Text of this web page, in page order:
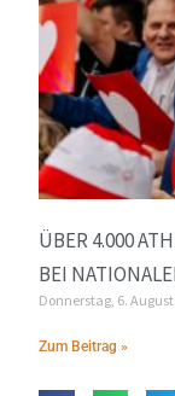
ÜBER 4.000
BEI
Donnerstag, 6.
Zum Beitrag »